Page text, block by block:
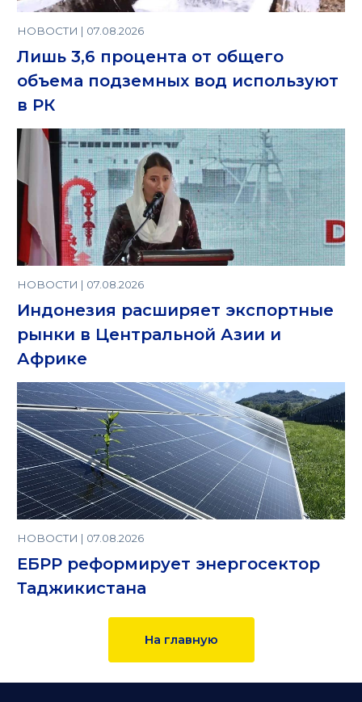
НОВОСТИ | 07.08.2026
Лишь 3,6 процента от общего
объема подземных вод используют
в РК
НОВОСТИ | 07.08.2026
Индонезия расширяет экспортные
рынки в Центральной Азии и
Африке
НОВОСТИ | 07.08.2026
ЕБРР реформирует энергосектор
Таджикистана
На главную